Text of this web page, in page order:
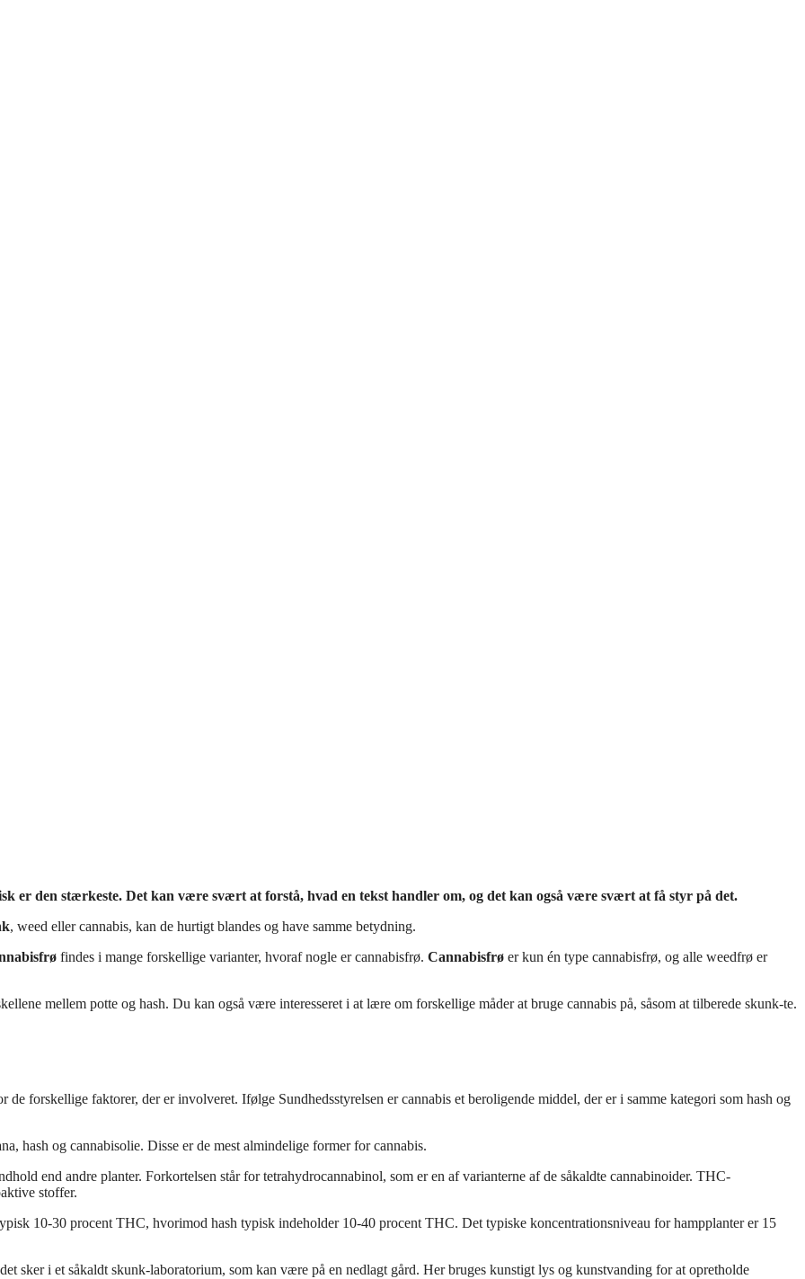
er den stærkeste. Det kan være svært at forstå, hvad en tekst handler om, og det kan også være svært at få styr på det.
, weed eller cannabis, kan de hurtigt blandes og have samme betydning.
findes i mange forskellige varianter, hvoraf nogle er cannabisfrø. Cannabisfrø er kun én type cannabisfrø, og alle weedfrø er
mellem potte og hash. Du kan også være interesseret i at lære om forskellige måder at bruge cannabis på, såsom at tilberede skunk-te.
forskellige faktorer, der er involveret. Ifølge Sundhedsstyrelsen er cannabis et beroligende middel, der er i samme kategori som hash og
hash og cannabisolie. Disse er de mest almindelige former for cannabis.
end andre planter. Forkortelsen står for tetrahydrocannabinol, som er en af varianterne af de såkaldte cannabinoider. THC-
stoffer.
10-30 procent THC, hvorimod hash typisk indeholder 10-40 procent THC. Det typiske koncentrationsniveau for hampplanter er 15
sker i et såkaldt skunk-laboratorium, som kan være på en nedlagt gård. Her bruges kunstigt lys og kunstvanding for at opretholde